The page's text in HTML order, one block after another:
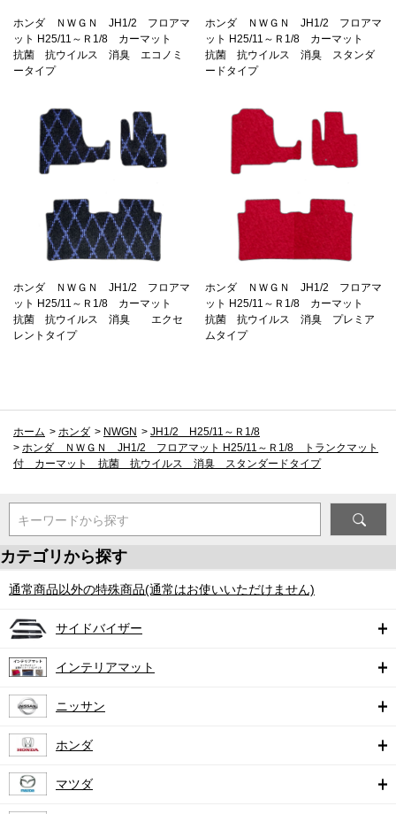
ホンダ ＮＷＧＮ JH1/2 フロアマ
ット H25/11～Ｒ1/8 カーマット
抗菌 抗ウイルス 消臭 エコノミ
ータイプ
ホンダ ＮＷＧＮ JH1/2 フロアマ
ット H25/11～Ｒ1/8 カーマット
抗菌 抗ウイルス 消臭 スタンダ
ードタイプ
ホンダ ＮＷＧＮ JH1/2 フロアマ
ット H25/11～Ｒ1/8 カーマット
抗菌 抗ウイルス 消臭 エクセ
レントタイプ
ホンダ ＮＷＧＮ JH1/2 フロアマ
ット H25/11～Ｒ1/8 カーマット
抗菌 抗ウイルス 消臭 プレミア
ムタイプ
ホーム > ホンダ > NWGN > JH1/2 H25/11～Ｒ1/8
> ホンダ ＮＷＧＮ JH1/2 フロアマット H25/11～Ｒ1/8 トランクマット
付 カーマット 抗菌 抗ウイルス 消臭 スタンダードタイプ
キーワードから探す
カテゴリから探す
通常商品以外の特殊商品(通常はお使いいただけません)
サイドバイザー
インテリアマット
ニッサン
ホンダ
マツダ